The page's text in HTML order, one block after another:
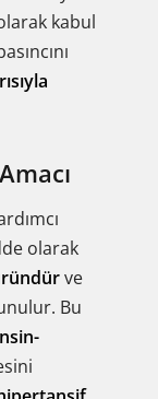
kabul
olarak
ve
Bu